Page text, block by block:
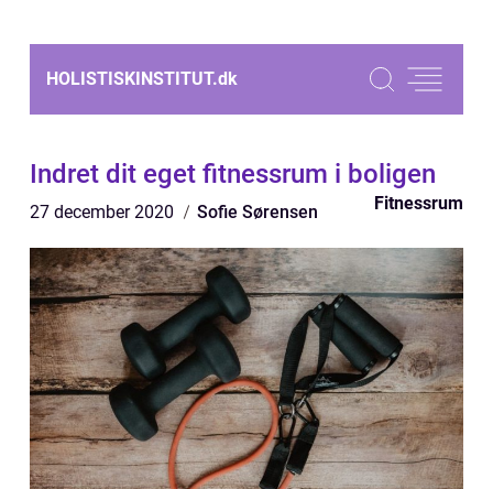
HOLISTISKINSTITUT.dk
Indret dit eget fitnessrum i boligen
27 december 2020 Sofie Sørensen Fitnessrum